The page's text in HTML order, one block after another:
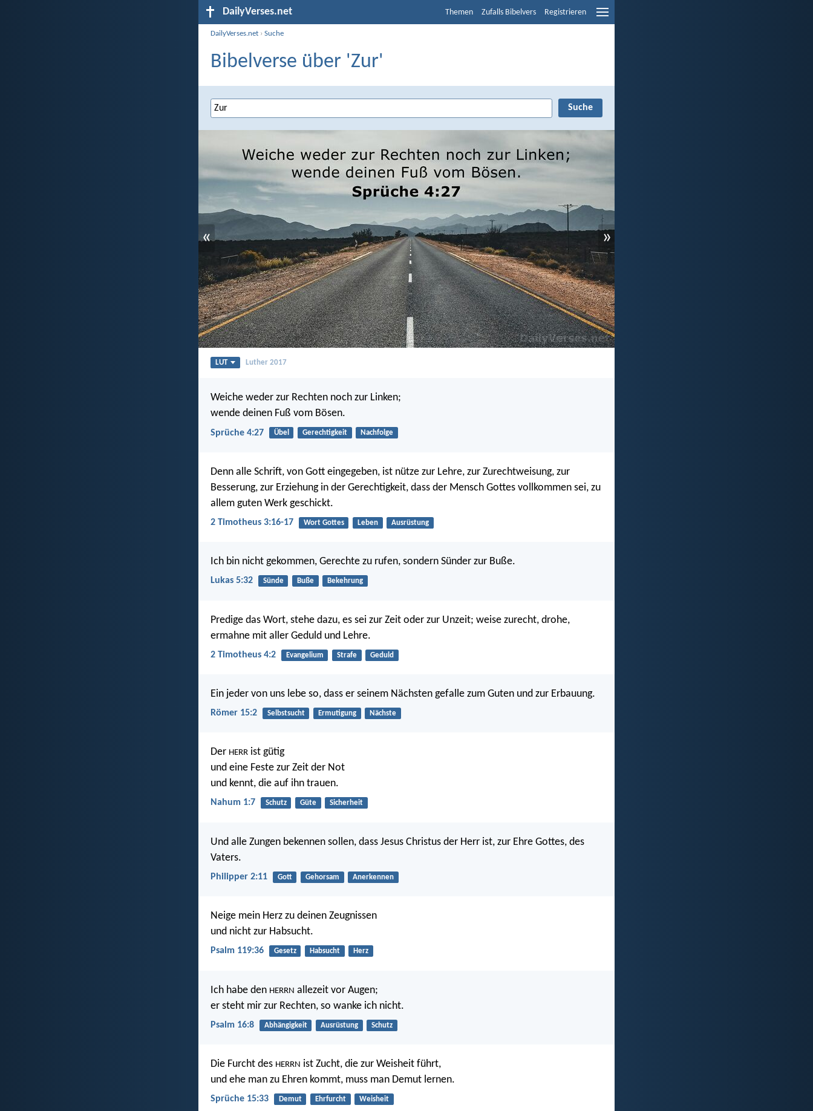
DailyVerses.net Themen Zufalls Bibelvers Registrieren
DailyVerses.net ›Suche
Bibelverse über 'Zur'
« »
LUT Luther 2017
Weiche weder zur Rechten noch zur Linken;
wende deinen Fuß vom Bösen.
Sprüche 4:27 Übel Gerechtigkeit Nachfolge
Denn alle Schrift, von Gott eingegeben, ist nütze zur Lehre, zur Zurechtweisung, zur
Besserung, zur Erziehung in der Gerechtigkeit, dass der Mensch Gottes vollkommen sei, zu
allem guten Werk geschickt.
2 Timotheus 3:16-17 Wort Gottes Leben Ausrüstung
Ich bin nicht gekommen, Gerechte zu rufen, sondern Sünder zur Buße.
Lukas 5:32 Sünde Buße Bekehrung
Predige das Wort, stehe dazu, es sei zur Zeit oder zur Unzeit; weise zurecht, drohe,
ermahne mit aller Geduld und Lehre.
2 Timotheus 4:2 Evangelium Strafe Geduld
Ein jeder von uns lebe so, dass er seinem Nächsten gefalle zum Guten und zur Erbauung.
Römer 15:2 Selbstsucht Ermutigung Nächste
Der HERR ist gütig
und eine Feste zur Zeit der Not
und kennt, die auf ihn trauen.
Nahum 1:7 Schutz Güte Sicherheit
Und alle Zungen bekennen sollen, dass Jesus Christus der Herr ist, zur Ehre Gottes, des
Vaters.
Philipper 2:11 Gott Gehorsam Anerkennen
Neige mein Herz zu deinen Zeugnissen
und nicht zur Habsucht.
Psalm 119:36 Gesetz Habsucht Herz
Ich habe den HERRN allezeit vor Augen;
er steht mir zur Rechten, so wanke ich nicht.
Psalm 16:8 Abhängigkeit Ausrüstung Schutz
Die Furcht des HERRN ist Zucht, die zur Weisheit führt,
und ehe man zu Ehren kommt, muss man Demut lernen.
Sprüche 15:33 Demut Ehrfurcht Weisheit